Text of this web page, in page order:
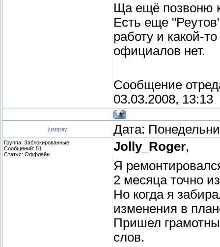
Ща ещё позвоню
Есть еще
работу и какой-
официалов нет.
Сообщение
03.03.2008, 13:13
justgrey Дата:
Группа: Заблокированные
Сообщений: 51
Статус: Оффлайн
Jolly_Roger,
Я
2 месяца точно
Но когда я
изменения в
Пришел
слов.